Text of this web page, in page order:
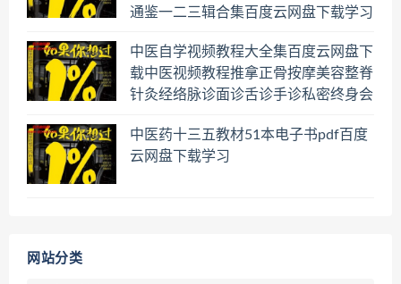
通鉴一二三辑合集百度云网盘下载学习
中医自学视频教程大全集百度云网盘下
载中医视频教程推拿正骨按摩美容整脊
针灸经络脉诊面诊舌诊手诊私密终身会
中医药十三五教材51本电子书pdf百度
云网盘下载学习
网站分类